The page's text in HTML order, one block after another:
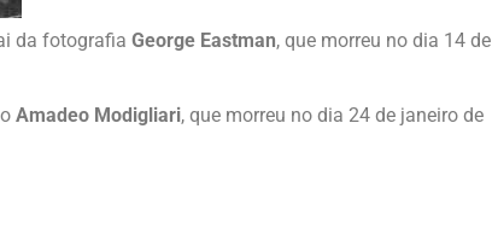
da fotografia George Eastman, que morreu no dia 14 de
Amadeo Modigliari, que morreu no dia 24 de janeiro de